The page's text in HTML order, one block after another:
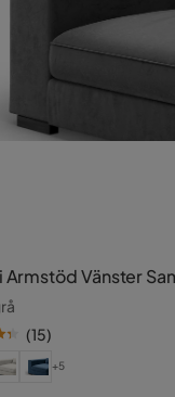
Armstöd Vänster
(15)
+5